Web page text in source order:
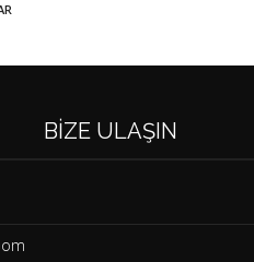
BIZE ULAŞIN